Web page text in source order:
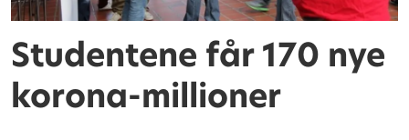
Studentene får 170 nye
korona-millioner